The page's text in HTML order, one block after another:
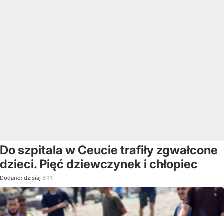
Do szpitala w Ceucie trafiły zgwałcone
dzieci. Pięć dziewczynek i chłopiec
Dodano: dzisiaj 8:11